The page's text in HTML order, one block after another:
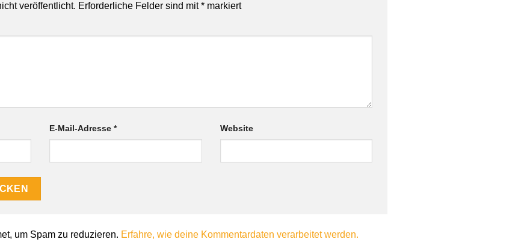
veröffentlicht. Erforderliche Felder sind mit* markiert
E-Mail-Adresse* Website
um Spam zu reduzieren. Erfahre, wie deine Kommentardaten verarbeitet werden.